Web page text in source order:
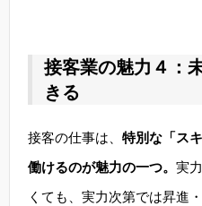
接客業の魅力４：
きる
接客の仕事は、 特別な「ス
働けるのが魅力の一つ。 実
くても、実力次第では昇進